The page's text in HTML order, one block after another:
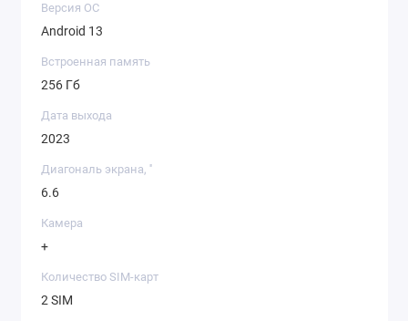
Версия ОС
Android 13
Встроенная память
256 Гб
Дата выхода
2023
Диагональ экрана, ''
6.6
Камера
+
Количество SIM-карт
2 SIM